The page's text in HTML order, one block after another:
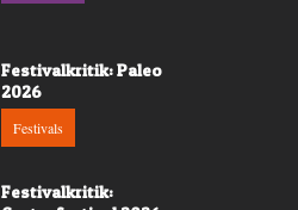
Festivalkritik: Paleo
2026
Festivals
Festivalkritik: